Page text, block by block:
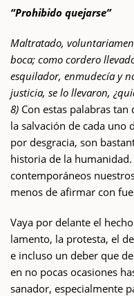
“Prohibido quejarse”
Maltratado,
boca; como cordero
esquilador, enmudecía y
justicia, se lo llevaron,
8) Con estas palabras
la salvación de cada uno
por desgracia, son
historia de la
contemporáneos
menos de afirmar con
Vaya por delante el
lamento, la protesta, el
e incluso un deber que
en no pocas ocasiones
sanador, especialmente